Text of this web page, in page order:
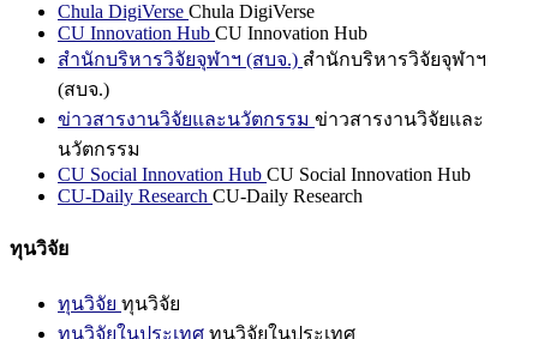
Chula DigiVerse Chula DigiVerse
CU Innovation Hub CU Innovation Hub
สำนักบริหารวิจัยจุฬาฯ (สบจ.) สำนักบริหารวิจัยจุฬาฯ
(สบจ.)
ข่าวสารงานวิจัยและนวัตกรรม ข่าวสารงานวิจัยและ
นวัตกรรม
CU Social Innovation Hub CU Social Innovation Hub
CU-Daily Research CU-Daily Research
ทุนวิจัย
ทุนวิจัย ทุนวิจัย
ทุนวิจัยในประเทศ ทุนวิจัยในประเทศ